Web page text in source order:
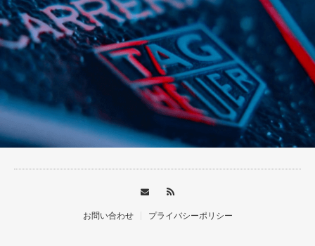
お問い合わせ プライバシーポリシー